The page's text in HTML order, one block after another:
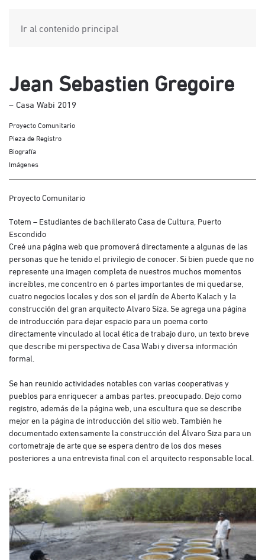
Ir al contenido principal
Jean Sebastien Gregoire
– Casa Wabi 2019
Proyecto Comunitario
Pieza de Registro
Biografía
Imágenes
Proyecto Comunitario
Totem – Estudiantes de bachillerato Casa de Cultura, Puerto
Escondido
Creé una página web que promoverá directamente a algunas de las
personas que he tenido el privilegio de conocer. Si bien puede que no
represente una imagen completa de nuestros muchos momentos
increíbles, me concentro en 6 partes importantes de mi quedarse,
cuatro negocios locales y dos son el jardín de Aberto Kalach y la
construcción del gran arquitecto Alvaro Siza. Se agrega una página
de introducción para dejar espacio para un poema corto
directamente vinculado al local ética de trabajo duro, un texto breve
que describe mi perspectiva de Casa Wabi y diversa información
formal.
Se han reunido actividades notables con varias cooperativas y
pueblos para enriquecer a ambas partes. preocupado. Dejo como
registro, además de la página web, una escultura que se describe
mejor en la página de introducción del sitio web. También he
documentado extensamente la construcción del Álvaro Siza para un
cortometraje de arte que se espera dentro de los dos meses
posteriores a una entrevista final con el arquitecto responsable local.